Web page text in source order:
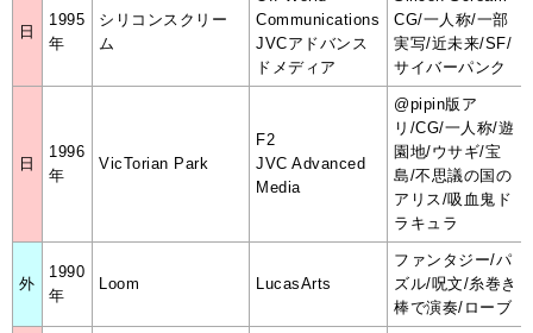
日
1995
年
シリコンスクリー
ム
Communications
JVCアドバンス
ドメディア
CG/一人称/一部
実写/近未来/SF/
サイバーパンク
日
1996
年
VicTorian Park
F2
JVC Advanced
Media
@pipin版ア
リ/CG/一人称/遊
園地/ウサギ/宝
島/不思議の国の
アリス/吸血鬼ド
ラキュラ
外
1990
年
Loom LucasArts
ファンタジー/パ
ズル/呪文/糸巻き
棒で演奏/ローブ